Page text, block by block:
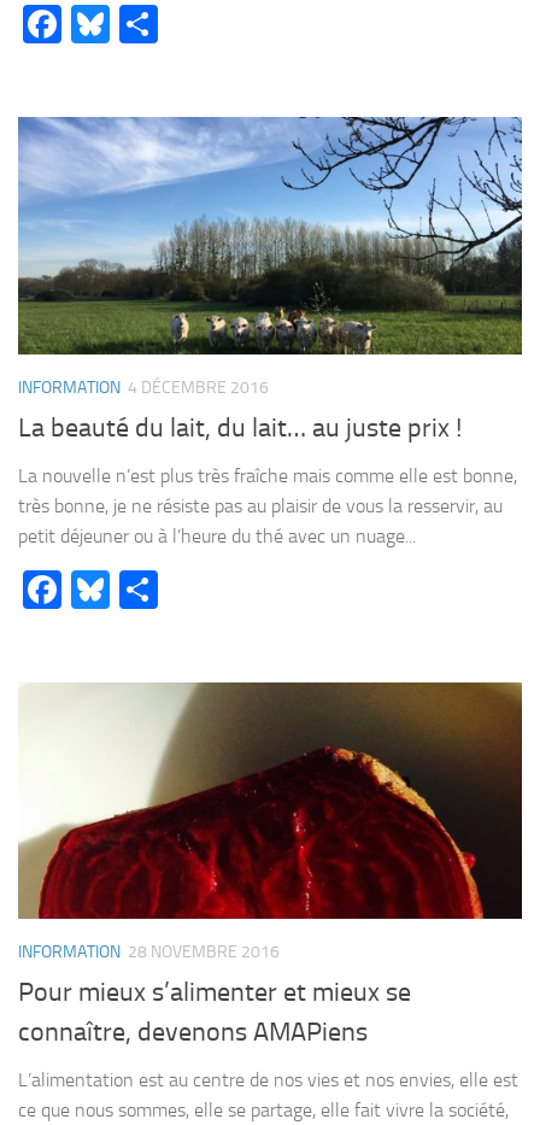
Facebook
Bluesky
INFORMATION 4 DÉCEMBRE 2016
La beauté du lait, du lait… au juste prix !
La nouvelle n’est plus très fraîche mais comme elle est bonne,
très bonne, je ne résiste pas au plaisir de vous la resservir, au
petit déjeuner ou à l’heure du thé avec un nuage...
Facebook
Bluesky
INFORMATION 28 NOVEMBRE 2016
Pour mieux s’alimenter et mieux se
connaître, devenons AMAPiens
L’alimentation est au centre de nos vies et nos envies, elle est
ce que nous sommes, elle se partage, elle fait vivre la société,